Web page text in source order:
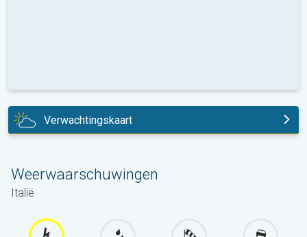
Verwachtingskaart
Weerwaarschuwingen
Italië